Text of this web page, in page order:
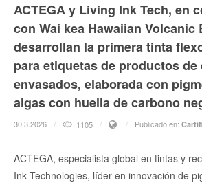
ACTEGA y Living Ink Tech, en
con Wai kea Hawaiian Volcanic
desarrollan la primera tinta
para etiquetas de productos
envasados, elaborada con
algas con huella de carbono
30.3.2026 1105 Publicado en:
ACTEGA, especialista global en tintas y
Ink Technologies, líder en innovación de